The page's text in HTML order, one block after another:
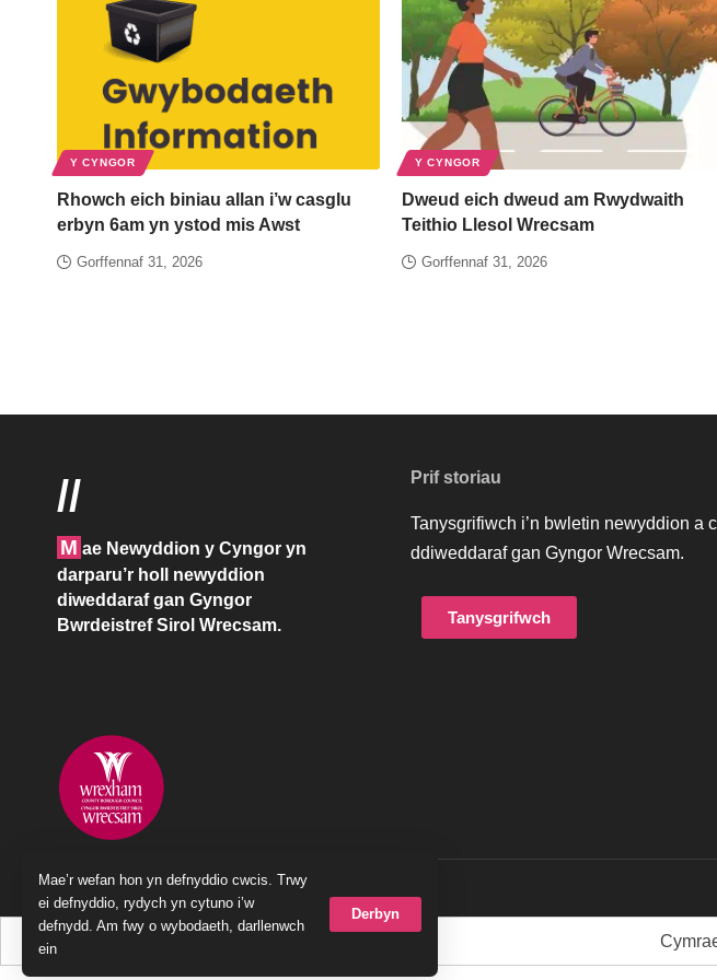
Mae’r wefan hon yn defnyddio cwcis. Trwy
ei defnyddio, rydych yn cytuno i’w
defnydd. Am fwy o wybodaeth, darllenwch
ein
Derbyn
Y CYNGOR
Rhowch eich biniau allan i’w casglu
erbyn 6am yn ystod mis Awst
Gorffennaf 31, 2026
Y CYNGOR
Dweud eich dweud am Rwydwaith
Teithio Llesol Wrecsam
Gorffennaf 31, 2026
//
M ae Newyddion y Cyngor yn
darparu’r holl newyddion
diweddaraf gan Gyngor
Bwrdeistref Sirol Wrecsam.
Prif storiau
Tanysgrifiwch i’n bwletin newyddion a
ddiweddaraf gan Gyngor Wrecsam.
Tanysgrifwch
© 2023 Cyngor Bwrdeistref Sirol Wrecsam